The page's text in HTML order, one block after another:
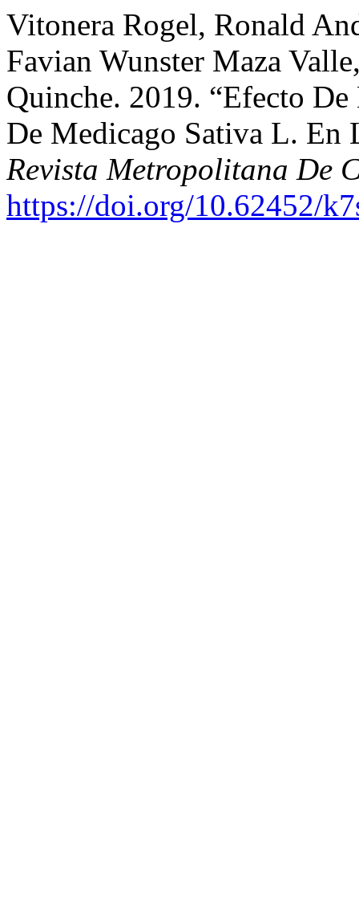
Vitonera Rogel, Ronald
Favian Wunster Maza
Quinche. 2019. “Efecto
De Medicago Sativa L. En
Revista Metropolitana De
https://doi.org/10.62452/